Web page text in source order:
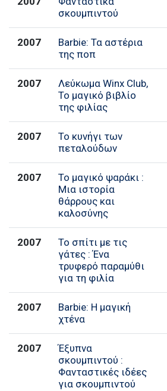
σκουμπιντού
2007
Barbie: Τα αστέρια
της ποπ
2007
Λεύκωμα Winx Club,
Το μαγικό βιβλίο
της φιλίας
2007
Το κυνήγι των
πεταλούδων
2007
Το μαγικό ψαράκι :
Μια ιστορία
θάρρους και
καλοσύνης
2007
Το σπίτι με τις
γάτες : Ένα
τρυφερό παραμύθι
για τη φιλία
2007
Barbie: Η μαγική
χτένα
2007
Έξυπνα
σκουμπιντού :
Φανταστικές ιδέες
για σκουμπιντού